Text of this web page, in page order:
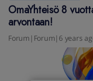
OmaYhteisö 8
arvontaan!
Forum|Forum|6 years